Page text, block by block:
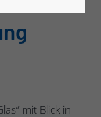
mit Blick in